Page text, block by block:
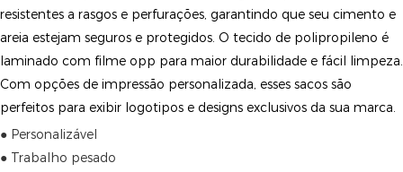
resistentes a rasgos e perfurações, garantindo que seu cimento e
areia estejam seguros e protegidos. O tecido de polipropileno é
laminado com filme opp para maior durabilidade e fácil limpeza.
Com opções de impressão personalizada, esses sacos são
perfeitos para exibir logotipos e designs exclusivos da sua marca.
● Personalizável
● Trabalho pesado